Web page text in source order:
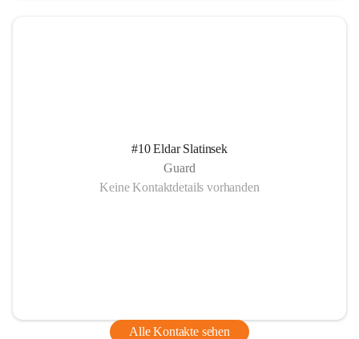
#10 Eldar Slatinsek
Guard
Keine Kontaktdetails vorhanden
Alle Kontakte sehen